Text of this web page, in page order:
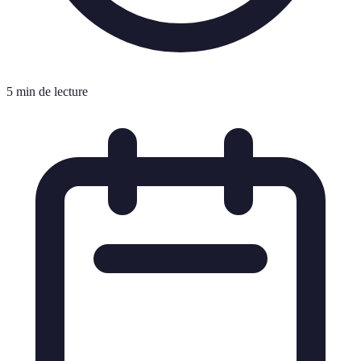
5 min de lecture